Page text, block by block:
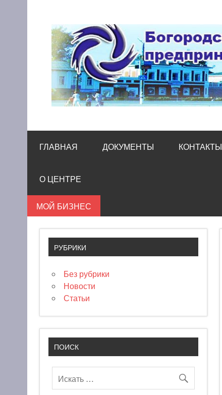
ГЛАВНАЯ ДОКУМЕНТЫ КОНТАКТЫ
О ЦЕНТРЕ
МОЙ БИЗНЕС
РУБРИКИ
Без рубрики
Новости
Статьи
ПОИСК